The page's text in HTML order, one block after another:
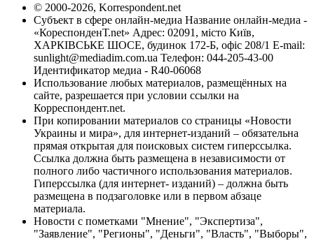
© 2000-2026, Korrespondent.net
Субъект в сфере онлайн-медиа Название онлайн-медиа -
«КореспонденТ.net» Адрес: 02091, місто Київ,
ХАРКІВСЬКЕ ШОСЕ, будинок 172-Б, офіс 208/1 E-mail:
sunlight@mediadim.com.ua Телефон: 044-205-43-00
Идентификатор медиа - R40-06068
Использование любых материалов, размещённых на
сайте, разрешается при условии ссылки на
Корреспондент.net.
При копировании материалов со страницы «Новости
Украины и мира», для интернет-изданий – обязательна
прямая открытая для поисковых систем гиперссылка.
Ссылка должна быть размещена в независимости от
полного либо частичного использования материалов.
Гиперссылка (для интернет- изданий) – должна быть
размещена в подзаголовке или в первом абзаце
материала.
Новости с пометками "Мнение", "Экспертиза",
"Заявление", "Регионы", "Деньги", "Власть", "Выборы",